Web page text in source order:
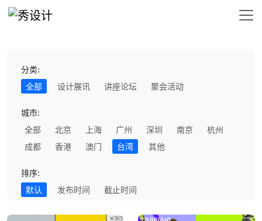
分类:
全部
设计展讯 讲座论坛 聚会活动
城市:
全部
北京 上海 广州 深圳 南京
杭州
成都
香港 澳门 台湾 其他
排序:
默认
发布时间 截止时间